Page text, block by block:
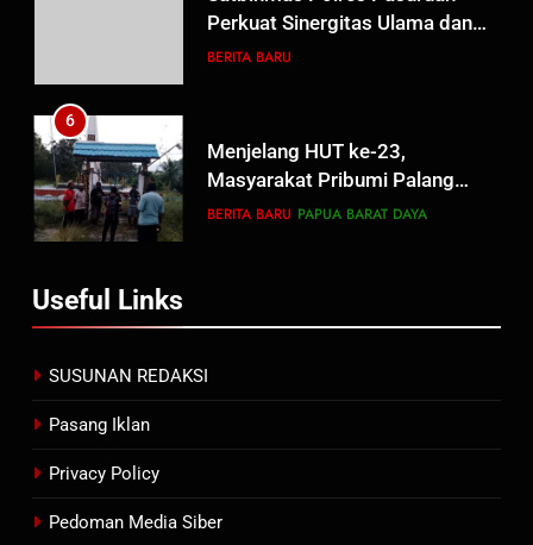
Perkuat Sinergitas Ulama dan
Umara Melalui Program Rabu
BERITA BARU
6
Menjelang HUT ke-23,
Masyarakat Pribumi Palang
Tugu Sejarah Trikora
BERITA BARU PAPUA BARAT DAYA
Wujud Komitmen Transparansi
BERITA BARU
8
Persit Hadirkan Kebahagiaan
bagi Mama-Mama dan Anak-
BERITA BARU
Useful Links
SUSUNAN REDAKSI
Pasang Iklan
Privacy Policy
Pedoman Media Siber